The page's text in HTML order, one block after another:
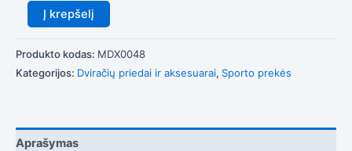
Į krepšelį
Produkto kodas: MDX0048
Kategorijos: Dviračių priedai ir aksesuarai, Sporto prekės
Aprašymas
pagerinti
atsižvelgdami